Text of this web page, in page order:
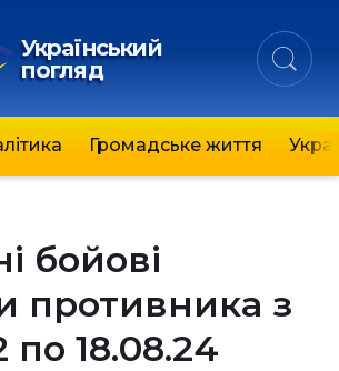
Український
погляд
Громадське життя
бойові
противника з
по 18.08.24